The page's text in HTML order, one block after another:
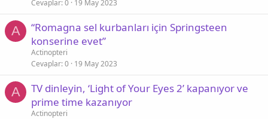
Cevaplar 0 19 May 2023
A
“Romagna sel kurbanları için Springsteen
konserine evet”
Actinopteri
Cevaplar 0 19 May 2023
A
TV dinleyin, ‘Light of Your Eyes 2’ kapanıyor ve
prime time kazanıyor
Actinopteri